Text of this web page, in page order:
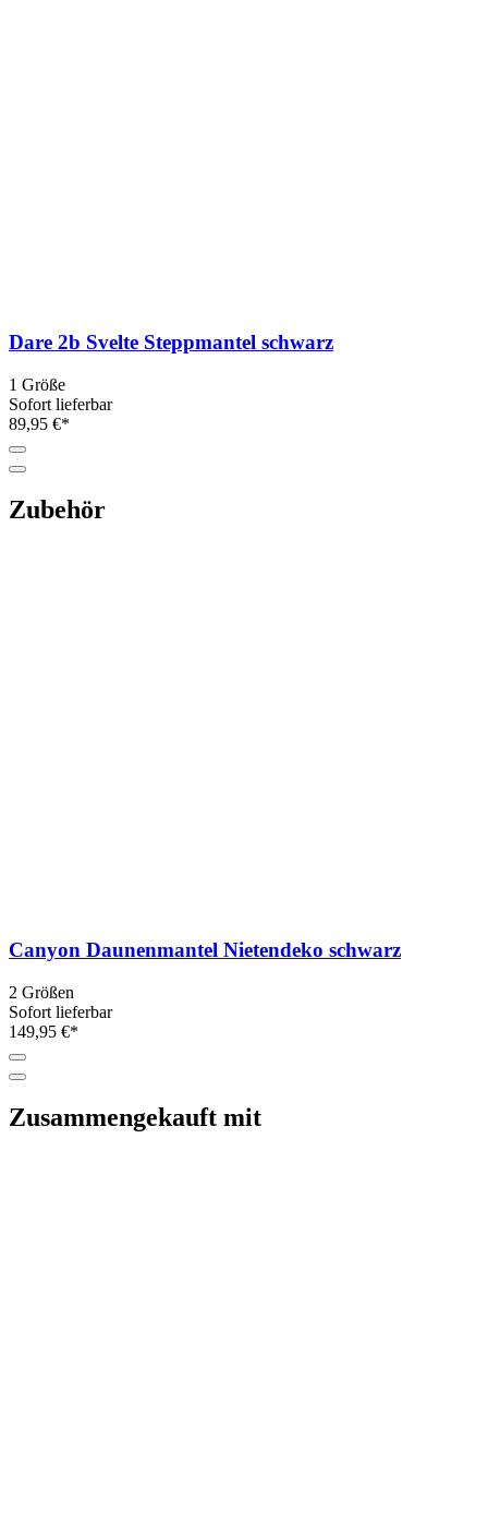
Dare 2b Svelte Steppmantel schwarz
1 Größe
Sofort lieferbar
89,95 €*
Zubehör
Canyon Daunenmantel Nietendeko schwarz
2 Größen
Sofort lieferbar
149,95 €*
Zusammengekauft mit